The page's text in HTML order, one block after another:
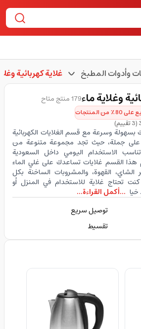
وأدوات المطبخ غلاية كهربائية
وغلاية ماء179 منتج متاح
المنتجات
(
3تقييم)
وسرعة مع قسم الغلايات الكهربائية
على جملة، حيث تجد مجموعة متنوعة من
تناسب الاستخدام اليومي داخل السعودية
هذا القسم غلايات تساعدك على غلي الماء
الشاي، القهوة، والمشروبات الساخنة بكل
تحتاج غلاية للاستخدام في المنزل أو
...أكمل القراءة...
توصيل سريع
تقسيط